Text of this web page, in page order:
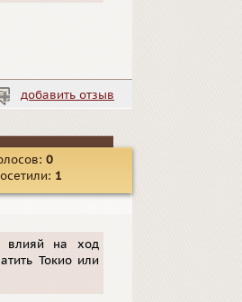
добавить отзыв
0
1
влияй на ход
Токио или